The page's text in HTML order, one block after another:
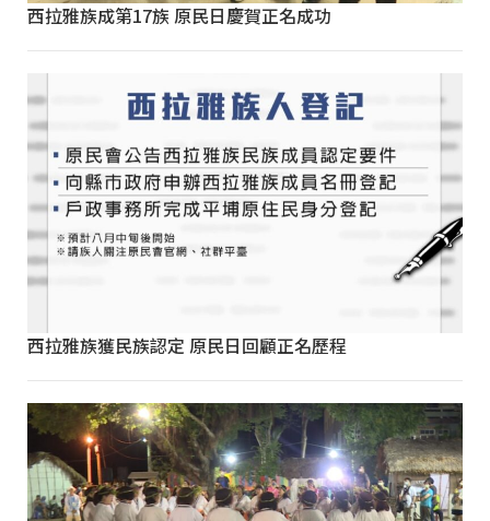
西拉雅族成第17族 原民日慶賀正名成功
西拉雅族獲民族認定 原民日回顧正名歷程